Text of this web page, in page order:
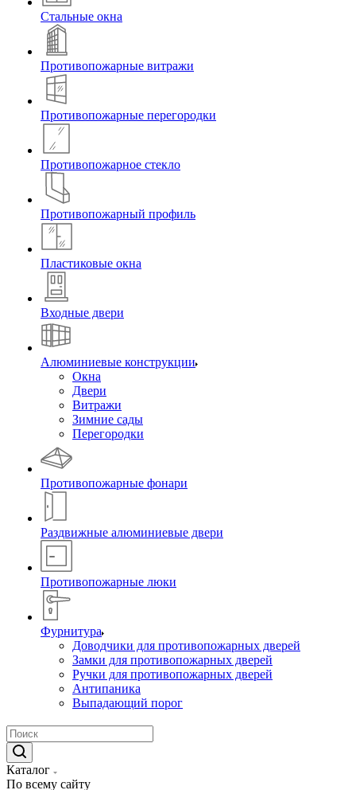
Стальные окна
Противопожарные витражи
Противопожарные перегородки
Противопожарное стекло
Противопожарный профиль
Пластиковые окна
Входные двери
Алюминиевые конструкции
Окна
Двери
Витражи
Зимние сады
Перегородки
Противопожарные фонари
Раздвижные алюминиевые двери
Противопожарные люки
Фурнитура
Доводчики для противопожарных дверей
Замки для противопожарных дверей
Ручки для противопожарных дверей
Антипаника
Выпадающий порог
Каталог
По всему сайту